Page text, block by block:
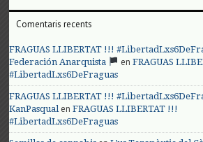
Comentaris recents
FRAGUAS LLIBERTAT !!!
Federación Anarquista
enFRAGUAS
#LibertadLxs6DeFraguas
FRAGUAS LLIBERTAT !!!
KanPasqualenFRAGUAS LLIBERTAT !!!
#LibertadLxs6DeFraguas